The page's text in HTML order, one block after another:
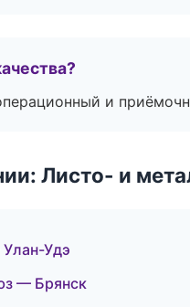
и
Листо- и
Удэ
— Брянск